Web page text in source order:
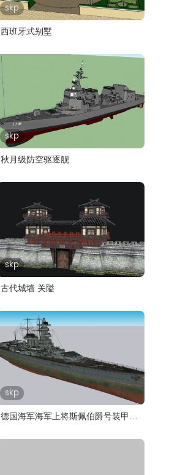
skp
西班牙式别墅
skp
秋月级防空驱逐舰
skp
古代城墙 关隘
skp
德国海军海军上将斯佩伯爵号装甲